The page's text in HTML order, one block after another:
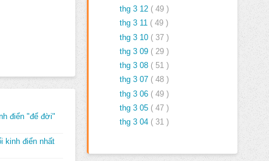
điển "để đời"
kinh điển nhất
thg 3 12 ( 49 )
thg 3 11 ( 49 )
thg 3 10 ( 37 )
thg 3 09 ( 29 )
thg 3 08 ( 51 )
thg 3 07 ( 48 )
thg 3 06 ( 49 )
thg 3 05 ( 47 )
thg 3 04 ( 31 )